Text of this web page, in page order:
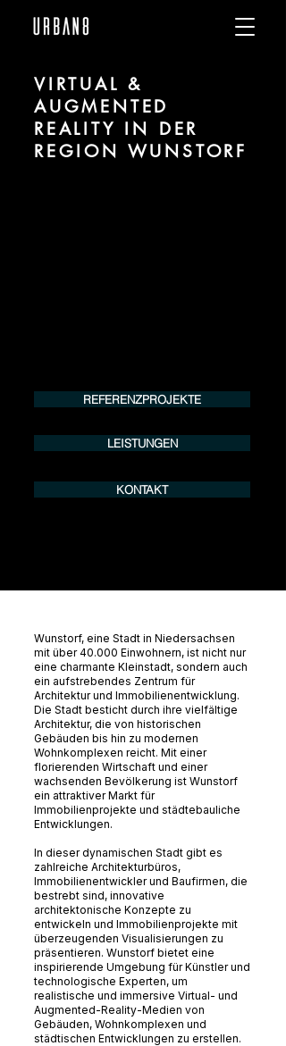
VIRTUAL &
AUGMENTED
REALITY IN DER
REGION WUNSTORF
REFERENZPROJEKTE
LEISTUNGEN
KONTAKT
Wunstorf, eine Stadt in Niedersachsen
mit über 40.000 Einwohnern, ist nicht nur
eine charmante Kleinstadt, sondern auch
ein aufstrebendes Zentrum für
Architektur und Immobilienentwicklung.
Die Stadt besticht durch ihre vielfältige
Architektur, die von historischen
Gebäuden bis hin zu modernen
Wohnkomplexen reicht. Mit einer
florierenden Wirtschaft und einer
wachsenden Bevölkerung ist Wunstorf
ein attraktiver Markt für
Immobilienprojekte und städtebauliche
Entwicklungen.
In dieser dynamischen Stadt gibt es
zahlreiche Architekturbüros,
Immobilienentwickler und Baufirmen, die
bestrebt sind, innovative
architektonische Konzepte zu
entwickeln und Immobilienprojekte mit
überzeugenden Visualisierungen zu
präsentieren. Wunstorf bietet eine
inspirierende Umgebung für Künstler und
technologische Experten, um
realistische und immersive Virtual- und
Augmented-Reality-Medien von
Gebäuden, Wohnkomplexen und
städtischen Entwicklungen zu erstellen.